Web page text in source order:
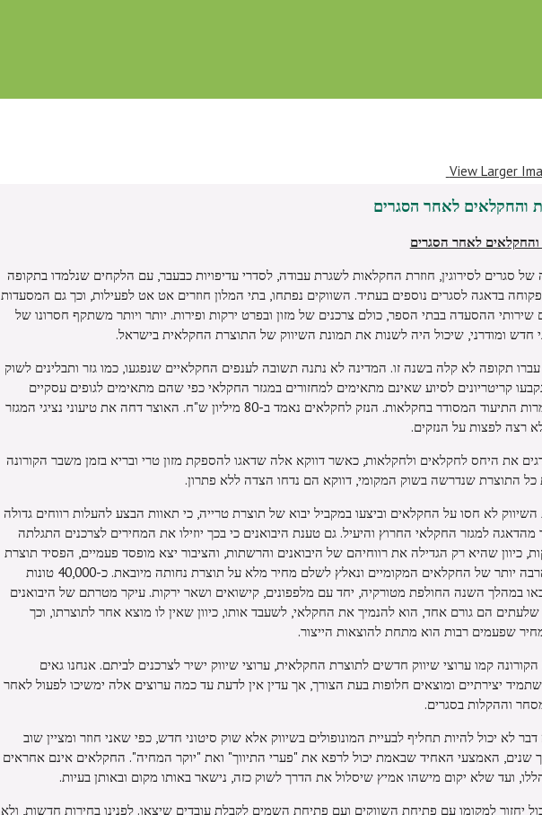
View Larger
והחקלאים לאחר הסגרים
לאחר הסגרים
סגרים לסירוגין, חוזרת החקלאות לשגרת עבודה, לסדרי עדיפויות כבעבר, עם הלקחים שנלמדו בתקופה
פקוחה בדאגה לסגרים נוספים בעתיד. השווקים נפתחו, בתי המלון חוזרים אט אט לפעילות, וכך גם המסעדות
שירותי ההסעדה בבתי הספר, כולם צרכנים של מזון ובפרט ירקות ופירות. יותר ויותר משתקף חסרונו של
חדש ומודרני, שיכול היה לשנות את תמונת השיווק של התוצרת החקלאית בישראל.
תקופה לא קלה בשנה זו. המדינה לא נתנה תשובה לענפים החקלאיים שנפגעו, כמו גזר ותבלינים לשוק
קריטריונים לסיוע שאינם מתאימים למחזורים במגזר החקלאי כפי שהם מתאימים לגופים עסקיים
אחרים, למרות התיעוד המסודר בחקלאות. הנזק לחקלאים נאמד ב-80 מיליון ש"ח. האוצר דחה את טיעוני נציגי המגזר
רצה לפצות על הנזקים.
את היחס לחקלאים ולחקלאות, כאשר דווקא אלה שדאגו להספקת מזון טרי ובריא בזמן משבר הקורונה
כל התוצרת שנדרשה בשוק המקומי, דווקא הם נדחו הצדה ללא פתרון.
לא חסו על החקלאים וביצעו במקביל יבוא של תוצרת טרייה, כי תאוות הבצע להעלות רווחים גדולה
מהדאגה למגזר החקלאי החרוץ והיעיל. גם טענת היבואנים כי בכך יוזילו את המחירים לצרכנים התגלתה
כיוון שהיא רק הגדילה את רווחיהם של היבואנים והרשתות, והציבור יצא מופסד פעמיים, הפסיד תוצרת
איכותית הרבה יותר של החקלאים המקומיים ונאלץ לשלם מחיר מלא על תוצרת נחותה מיובאת. כ-40,000 טונות
במהלך השנה החולפת מטורקיה, יחד עם מלפפונים, קישואים ושאר ירקות. עיקר מטרתם של היבואנים
הם גורם אחד, הוא להנמיך את החקלאי, לשעבד אותו, כיוון שאין לו מוצא אחר לתוצרתו, וכך
שפעמים רבות הוא מתחת להוצאות הייצור.
קמו ערוצי שיווק חדשים לתוצרת החקלאית, ערוצי שיווק ישיר לצרכנים לביתם. אנחנו גאים
יצירתיים ומוצאים חלופות בעת הצורך, אך עדין אין לדעת עד כמה ערוצים אלה ימשיכו לפעול לאחר
וההקלות בסגרים.
לא יכול להיות תחליף לבעיית המונופולים בשיווק אלא שוק סיטוני חדש, כפי שאני חוזר ומציין שוב
שנים, האמצעי האחיד שבאמת יכול לרפא את "פערי התיווך" ואת "יוקר המחיה". החקלאים אינם אחראים
ועד שלא יקום מישהו אמיץ שיסלול את הדרך לשוק כזה, נישאר באותו מקום ובאותן בעיות.
יחזור למקומו עם פתיחת השווקים ועם פתיחת השמים לקבלת עובדים שיצאו. לפנינו בחירות חדשות, ולא